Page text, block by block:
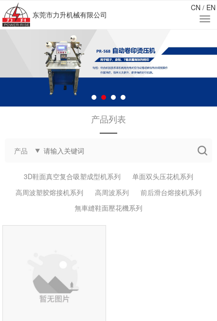
东莞市力升机械有限公司
CN / EN
产品列表
——
产品
3D鞋面真空复合吸塑成型机系列
单面双头压花机系列
高周波塑胶熔接机系列
高周波系列
前后滑台熔接机系列
無車縫鞋面壓花機系列